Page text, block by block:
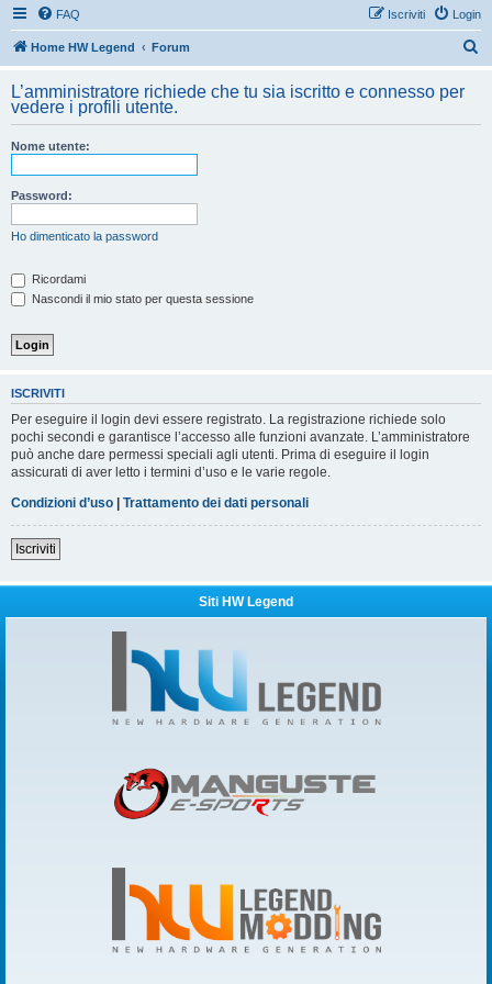
FAQ Login
Iscriviti
Home HW Legend Forum
c
L’amministratore richiede che tu sia iscritto e connesso per
vedere i profili utente.
Nome utente:
Password:
Ho dimenticato la password
Ricordami
Nascondi il mio stato per questa sessione
ISCRIVITI
Per eseguire il login devi essere registrato. La registrazione richiede solo
pochi secondi e garantisce l’accesso alle funzioni avanzate. L’amministratore
può anche dare permessi speciali agli utenti. Prima di eseguire il login
assicurati di aver letto i termini d’uso e le varie regole.
Condizioni d’uso | Trattamento dei dati personali
Iscriviti
Siti HW Legend